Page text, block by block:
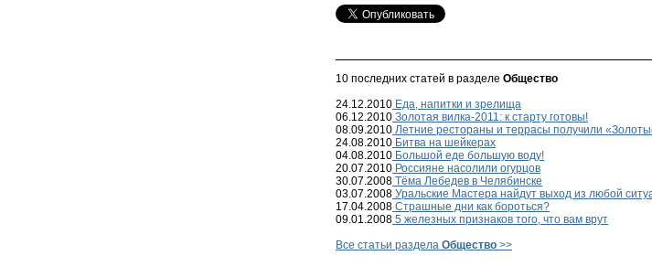
10 последних статей в разделе Общество
24.12.2010 Еда, напитки и зрелища
06.12.2010 Золотая вилка-2011: к старту готовы!
08.09.2010 Летние рестораны и террасы получили
24.08.2010 Битва на шейкерах
04.08.2010 Большой еде большую воду!
20.07.2010 Россияне насолили огурцов
30.07.2008 Тёма Лебедев в Челябинске
03.07.2008 Уральские Мастера найдут выход из любой
17.04.2008 Страшные дни как бороться?
09.01.2008 5 железных признаков того, что вам врут
Все статьи раздела Общество >>